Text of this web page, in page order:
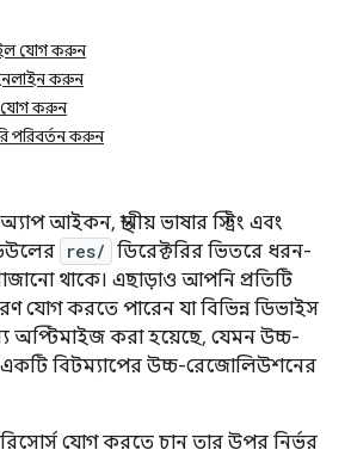
যোগ করুন
করুন
যোগ করুন
পরিবর্তন করুন
আইকন, স্থানীয় ভাষার স্ট্রিং এবং
res/ ডিরেক্টরির ভিতরে ধরন-
সাজানো থাকে। এছাড়াও আপনি প্রতিটি
যোগ করতে পারেন যা বিভিন্ন ডিভাইস
অপ্টিমাইজ করা হয়েছে, যেমন উচ্চ-
একটি বিটম্যাপের উচ্চ-রেজোলিউশনের
যোগ করতে চান তার উপর নির্ভর